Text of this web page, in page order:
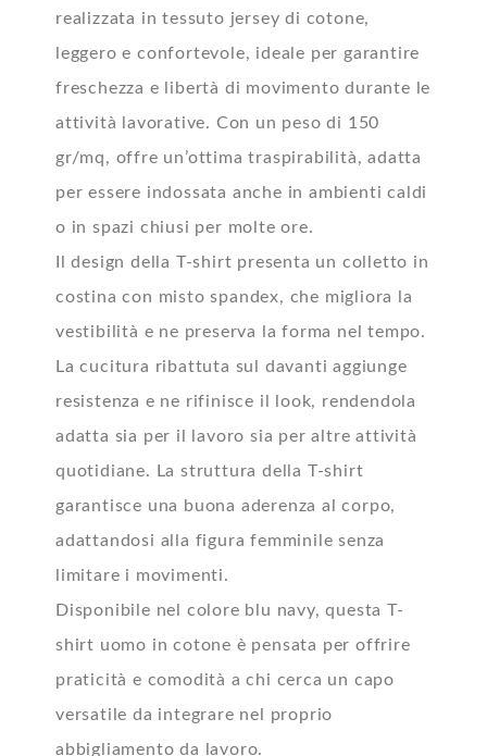
realizzata in tessuto jersey di cotone,
leggero e confortevole, ideale per garantire
freschezza e libertà di movimento durante le
attività lavorative. Con un peso di 150
gr/mq, offre un’ottima traspirabilità, adatta
per essere indossata anche in ambienti caldi
o in spazi chiusi per molte ore.
Il design della T-shirt presenta un colletto in
costina con misto spandex, che migliora la
vestibilità e ne preserva la forma nel tempo.
La cucitura ribattuta sul davanti aggiunge
resistenza e ne rifinisce il look, rendendola
adatta sia per il lavoro sia per altre attività
quotidiane. La struttura della T-shirt
garantisce una buona aderenza al corpo,
adattandosi alla figura femminile senza
limitare i movimenti.
Disponibile nel colore blu navy, questa T-
shirt uomo in cotone è pensata per offrire
praticità e comodità a chi cerca un capo
versatile da integrare nel proprio
abbigliamento da lavoro.